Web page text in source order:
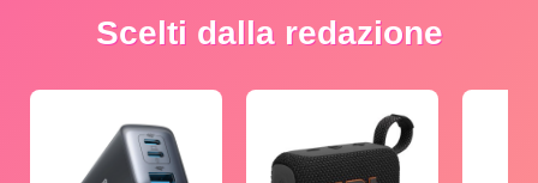
Scelti dalla redazione